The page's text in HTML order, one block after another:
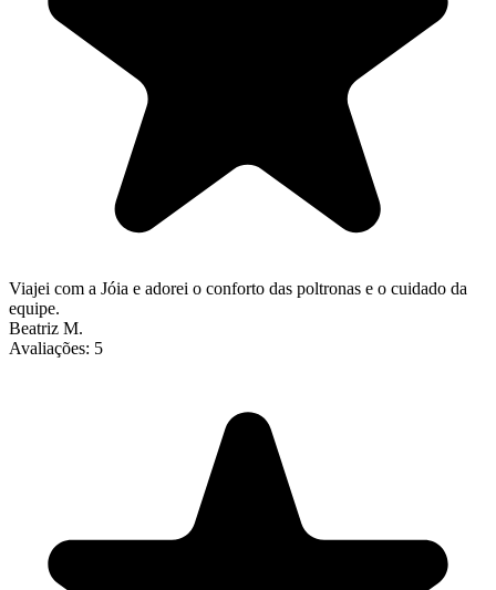
Viajei com a Jóia e adorei o conforto das poltronas e o cuidado da
equipe.
Beatriz M.
Avaliações: 5